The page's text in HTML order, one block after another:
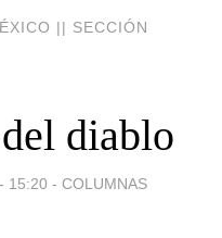
|| SECCIÓN
diablo
15:20 - COLUMNAS